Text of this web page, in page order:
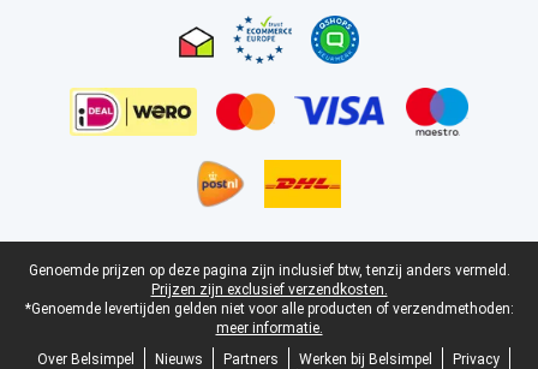
Juridische voettekst
Genoemde prijzen op deze pagina zijn inclusief btw, tenzij anders vermeld.
Prijzen zijn exclusief verzendkosten.
*Genoemde levertijden gelden niet voor alle producten of verzendmethoden:
meer informatie.
Over Belsimpel
Nieuws Partners Werken bij Belsimpel
Privacy